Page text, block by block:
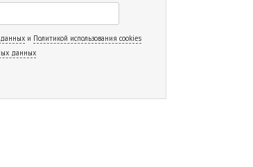
данных и Политикой использования cookies
данных